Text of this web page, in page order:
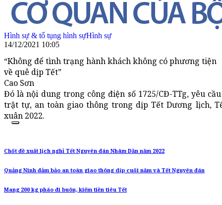
Hình sự & tố tụng hình sựHình sự
14/12/2021 10:05
“Không để tình trạng hành khách không có phương tiện
về quê dịp Tết”
Cao Sơn
Đó là nội dung trong công điện số 1725/CĐ-TTg, yêu
trật tự, an toàn giao thông trong dịp Tết Dương lịch,
xuân 2022.
Chốt đề xuất lịch nghỉ Tết Nguyên đán Nhâm Dần năm 2022
Quảng Ninh đảm bảo an toàn giao thông dịp cuối năm và Tết Nguyên đán
Mang 200 kg pháo đi buôn, kiếm tiền tiêu Tết